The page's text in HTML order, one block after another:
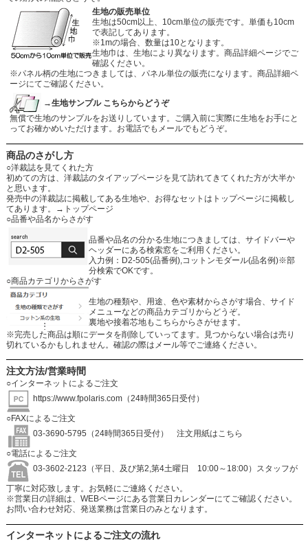
生地の販売単位
生地は50cm以上、10cm単位の販売です。単価も10cm
で表記してあります。
※1mの場合、数量は10となります。
生地巾は、生地により異なります。商品詳細ページでご
確認ください。
※パネル柄の生地につきましては、パネル単位の販売になります。商品詳細ペ
ージにてご確認ください。
→生地サンプル こちらからどうぞ
無償で生地のサンプルをお送りしています。ご購入前に実際に生地をお手にと
ってお確かめいただけます。お電話でもメールでもどうぞ。
商品のさがし方
○洋裁誌を見てくれた方
初めての方は、洋裁誌のタイアップページを見て訪れてきてくれた方が大半か
と思います。
発売中の洋裁誌に掲載してある生地や、お得なセットはトップページに掲載し
てあります。
→トップページ
○品番や品名からさがす
品番や品名の分かる生地につきましては、サイドバーや
ヘッダーにある検索窓をご利用ください。
入力例：D2-505(品番例),コットンモダール(品名例)※部
分検索でOKです。
○商品カテゴリからさがす
生地の種類や、用途、色や素材からさがす場合、サイド
メニューなどの商品カテゴリからどうぞ。
裏地や接着芯地もこちらからさがせます。
※完売した商品は順にデータを削除していってます。見つからない場合は売り
切れているかもしれません。確認の際はメール等でご連絡ください。
注文方法/営業時間
○インターネットによるご注文
https://www.fpolaris.com（24時間365日受付）
○FAXによるご注文
03-3690-5795（24時間365日受付）
注文用紙はこちら
○電話によるご注文
03-3602-2123（平日、及び第2,第4土曜日 10:00～18:00）スタッフが
丁寧に対応致します。お気軽にご連絡ください。
※営業日の詳細は、WEBページにある営業日カレンダーにてご確認ください。
お問い合わせ対応、発送業務は営業日のみとなります。
インターネットによるご注文の流れ